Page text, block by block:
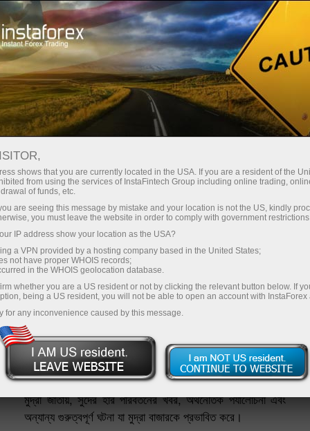
নতুনদের জন্য প্রয়োজনীয় তথ্য
ফরেক্স সম্পর্কিত প্রবন্ধসমূহ
মুদ্রার ওঠানামা
মুদ্রার ওঠানামা
ট্রেডিং অ্যাকাউন্ট খুলুন
ডেমো অ্যাকাউন্ট খুলুন
কি মুদ্রার ওঠানামাকে প্রভাবিত করে?
১. তথ্য প্রকাশের প্রত্যাশা সেই সাথে প্রকাশ নিজেই। তথ্য একটা
দেশের অর্থনৈতিক নির্দেশক হিসাবে মনে করা হয়, যেখানে ট্রেড করা
মুদ্রা জাতীয়, সুদের হার পরিবর্তনের খবর, অর্থনৈতিক পর্যালোচনা এবং
অন্যান্য গুরুত্বপূর্ণ ঘটনা যা মুদ্রা বাজারকে প্রভাবিত করে।
shows that you are currently located in the USA. If you are a resident of the
from using the services of InstaFintech Group including online trading,
of funds, etc.
are seeing this message by mistake and your location is not the US, kindly
you must leave the website in order to comply with government
IP address show your location as the USA?
a VPN provided by a hosting company based in the United States;
not have proper WHOIS records;
in the WHOIS geolocation database.
whether you are a US resident or not by clicking the relevant button below. If
being a US resident, you will not be able to open an account with InstaForex
for any inconvenience caused by this message.